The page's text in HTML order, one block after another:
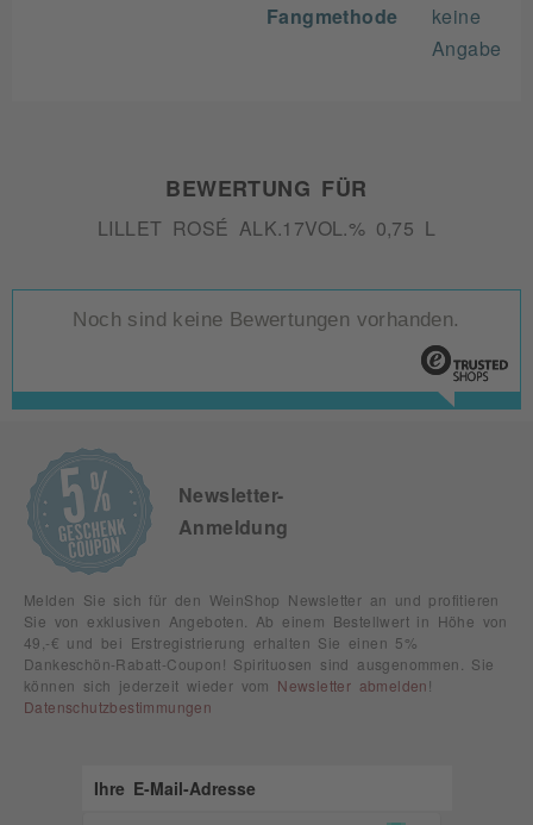
Fangmethode
keine
Angabe
BEWERTUNG FÜR
LILLET ROSÉ ALK.17VOL.% 0,75 L
Noch sind keine Bewertungen vorhanden.
Newsletter-
Anmeldung
Melden Sie sich für den WeinShop Newsletter an und profitieren
Sie von exklusiven Angeboten. Ab einem Bestellwert in Höhe von
49,-€ und bei Erstregistrierung erhalten Sie einen 5%
Dankeschön-Rabatt-Coupon! Spirituosen sind ausgenommen. Sie
können sich jederzeit wieder vom Newsletter abmelden !
Datenschutzbestimmungen